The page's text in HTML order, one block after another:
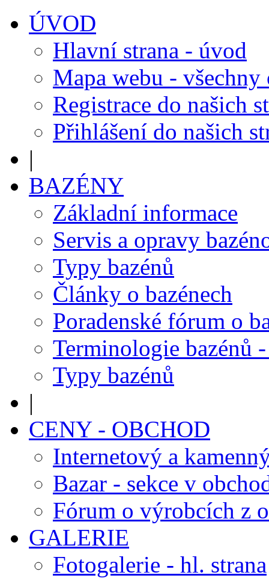
ÚVOD
Hlavní strana - úvod
Mapa webu - všechny
Registrace do našich
Přihlášení do našich
|
BAZÉNY
Základní informace
Servis a opravy
Typy bazénů
Články o bazénech
Poradenské fórum o
Terminologie bazénů
Typy bazénů
|
CENY - OBCHOD
Internetový a
Bazar - sekce v
Fórum o výrobcích z
GALERIE
Fotogalerie - hl. strana